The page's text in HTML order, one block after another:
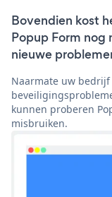
Bovendien kost
Popup Form nog
nieuwe
Naarmate uw
kunnen proberen
misbruiken.